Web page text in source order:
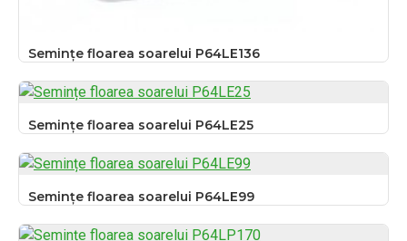
Semințe floarea soarelui P64LE136
Semințe floarea soarelui P64LE25
Semințe floarea soarelui P64LE99